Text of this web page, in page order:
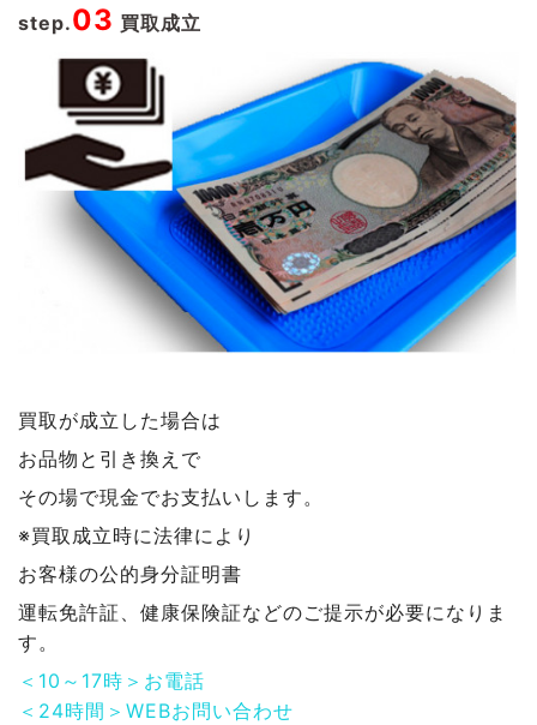
step.03 買取成立
買取が成立した場合は
お品物と引き換えで
その場で現金でお支払いします。
※買取成立時に法律により
お客様の公的身分証明書
運転免許証、健康保険証などのご提示が必要になりま
す。
＜10～17時＞お電話
＜24時間＞WEBお問い合わせ